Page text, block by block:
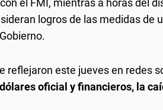
el FMI, mientras a horas del
logros de las medidas de
reflejaron este jueves en redes
oficial y financieros, la